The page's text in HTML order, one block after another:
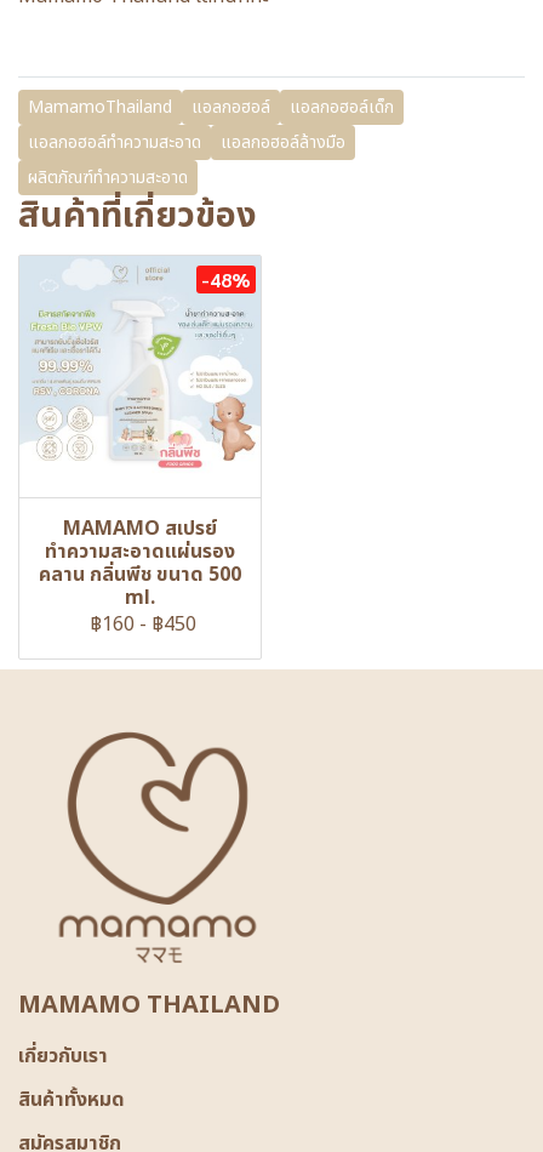
MamamoThailand แอลกอฮอล์
แอลกอฮอล์เด็ก
แอลกอฮอล์ทำความสะอาด
แอลกอฮอล์ล้างมือ
ผลิตภัณฑ์ทำความสะอาด
สินค้าที่เกี่ยวข้อง
-48%
MAMAMO สเปรย์
ทำความสะอาดแผ่นรอง
คลาน กลิ่นพีช ขนาด 500
ml.
฿160 - ฿450
MAMAMO THAILAND
เกี่ยวกับเรา
สินค้าทั้งหมด
สมัครสมาชิก